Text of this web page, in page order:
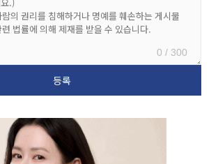
0 / 300